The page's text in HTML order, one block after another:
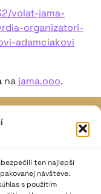
ten najlepší
návšteve.
s použitím
volat-jama-
organizatori-
adamciakovi
na jama.ooo.